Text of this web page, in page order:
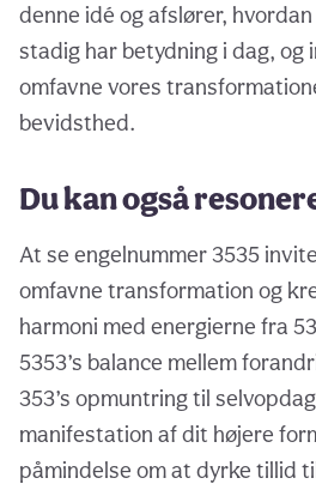
denne idé og afslører,
stadig har betydning i dag, og
omfavne vores
bevidsthed.
Du kan også
At se engelnummer 3535
omfavne transformation og
harmoni med energierne fra
5353’s balance mellem
353’s opmuntring til
manifestation af dit højere
påmindelse om at dyrke tillid